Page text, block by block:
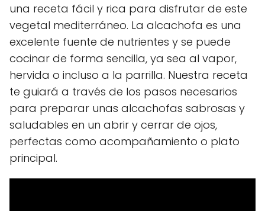
una receta fácil y rica para disfrutar de este
vegetal mediterráneo. La alcachofa es una
excelente fuente de nutrientes y se puede
cocinar de forma sencilla, ya sea al vapor,
hervida o incluso a la parrilla. Nuestra receta
te guiará a través de los pasos necesarios
para preparar unas alcachofas sabrosas y
saludables en un abrir y cerrar de ojos,
perfectas como acompañamiento o plato
principal.